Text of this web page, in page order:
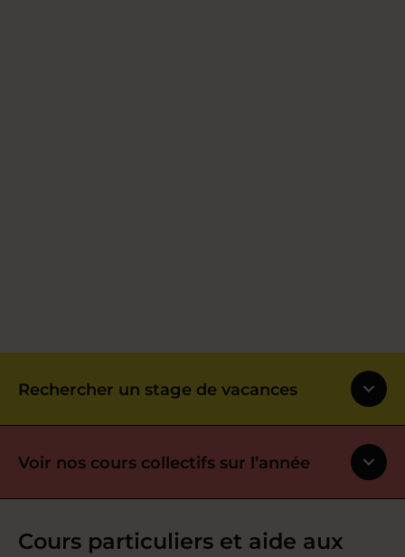
Rechercher un stage de vacances
Voir nos cours collectifs sur l’année
Cours particuliers et aide aux